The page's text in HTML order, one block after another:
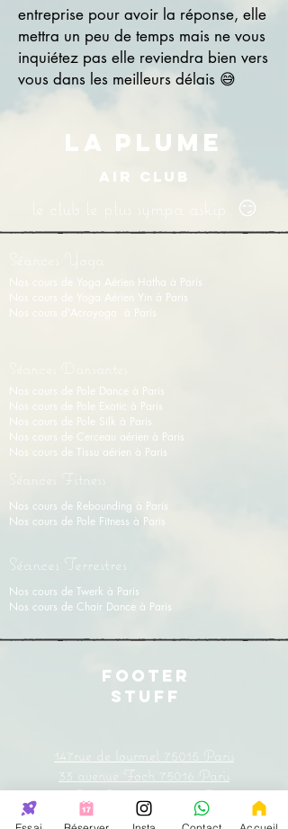
entreprise pour avoir la réponse, elle
mettra un peu de temps mais ne vous
inquiétez pas elle reviendra bien vers
vous dans les meilleurs délais 😅
LA PLUME
AIR CLUB
le club le plus sympa askip 😏
Séances Yoga
Nos cours de Yoga Aérien Hatha à Paris
Nos cours de Y
oga Aérien Yin à Paris
Nos cours d'Acroyoga à Paris
Nos cours de Pole Dance à Paris
Nos cours de Pole Exotic à Paris
Nos cours de Pole Silk à Paris
Nos cours de Cerceau aérien à Paris
Nos cours de Tissu aérien à Paris
Séances Fitness
Nos cours de Rebounding à Paris
Nos cours de Pole Fitness à Paris
Séances Terrestres
Nos cours de Twerk à Paris
Nos cours de Chair Dance à Paris
FOOTER
STUFF
147rue de lourmel 75015 Paris
33
avenue
Foch 75016 Paris
38Rue Lauriston75016 Paris
31 rue Saint
Charles 75015 Paris